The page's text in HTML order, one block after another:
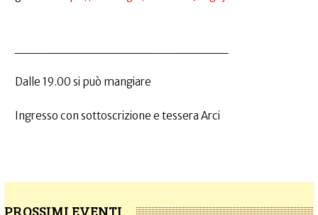
Dalle 19.00 si può mangiare
Ingresso con sottoscrizione e tessera Arci
PROSSIMI EVENTI